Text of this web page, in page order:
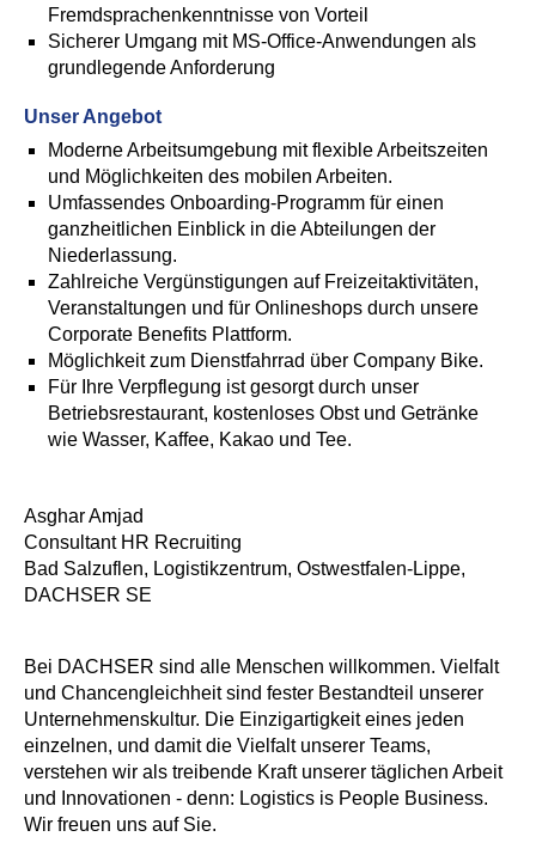
Fremdsprachenkenntnisse von Vorteil
Sicherer Umgang mit MS-Office-Anwendungen als
grundlegende Anforderung
Unser Angebot
Moderne Arbeitsumgebung mit flexible Arbeitszeiten
und Möglichkeiten des mobilen Arbeiten.
Umfassendes Onboarding-Programm für einen
ganzheitlichen Einblick in die Abteilungen der
Niederlassung.
Zahlreiche Vergünstigungen auf Freizeitaktivitäten,
Veranstaltungen und für Onlineshops durch unsere
Corporate Benefits Plattform.
Möglichkeit zum Dienstfahrrad über Company Bike.
Für Ihre Verpflegung ist gesorgt durch unser
Betriebsrestaurant, kostenloses Obst und Getränke
wie Wasser, Kaffee, Kakao und Tee.
Asghar Amjad
Consultant HR Recruiting
Bad Salzuflen, Logistikzentrum, Ostwestfalen-Lippe,
DACHSER SE
Bei DACHSER sind alle Menschen willkommen. Vielfalt
und Chancengleichheit sind fester Bestandteil unserer
Unternehmenskultur. Die Einzigartigkeit eines jeden
einzelnen, und damit die Vielfalt unserer Teams,
verstehen wir als treibende Kraft unserer täglichen Arbeit
und Innovationen - denn: Logistics is People Business.
Wir freuen uns auf Sie.